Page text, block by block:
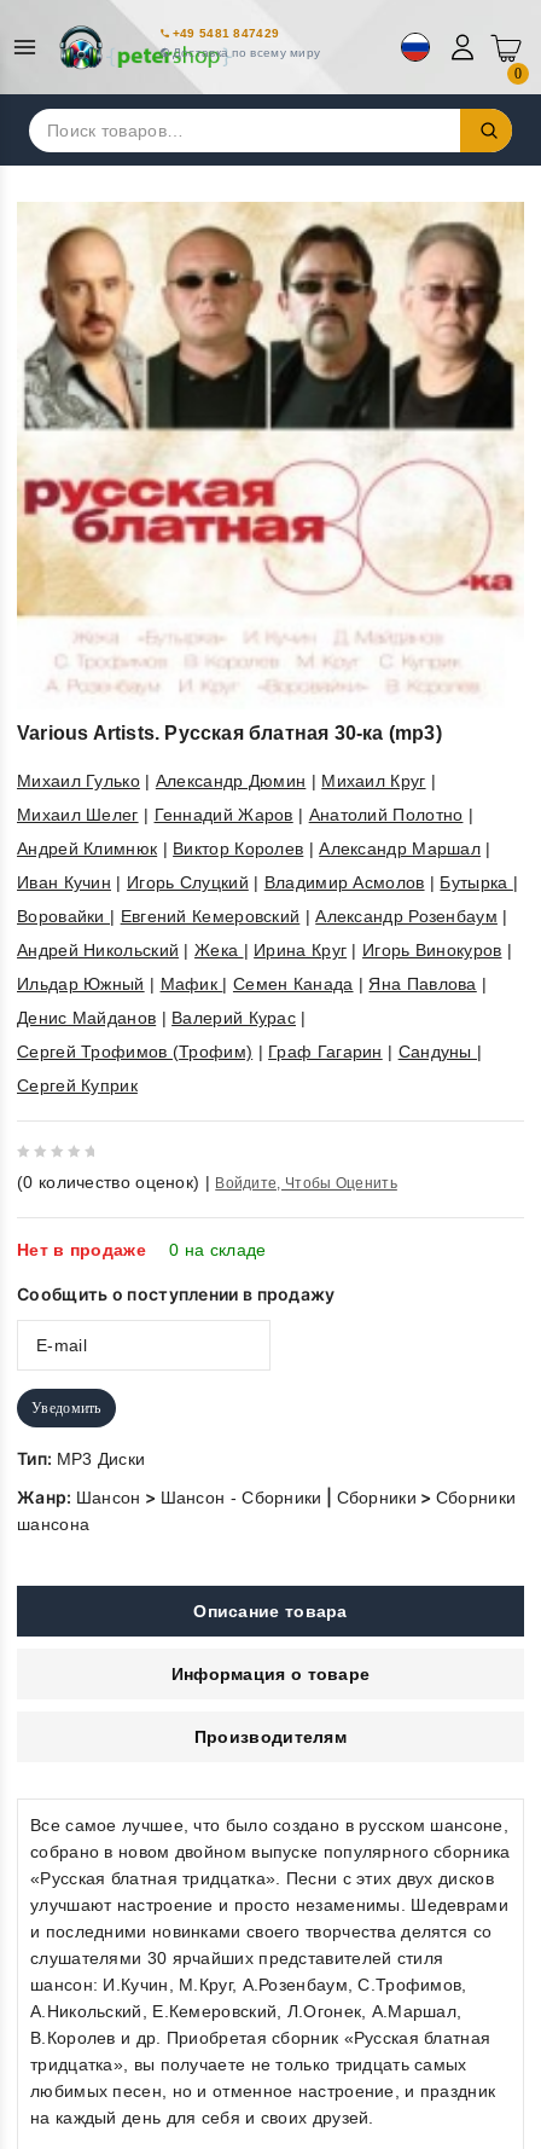
+49 5481 847429
Доставка по всему миру
0
Искать:
Various Artists. Русская блатная 30-ка (mp3)
Михаил Гулько| Александр Дюмин | Михаил Круг |
Михаил Шелег | Геннадий Жаров | Анатолий Полотно |
Андрей Климнюк | Виктор Королев |Александр Маршал |
Иван Кучин | Игорь Слуцкий | Владимир Асмолов | Бутырка |
Воровайки | Евгений Кемеровский |Александр Розенбаум |
Андрей Никольский |Жека | Ирина Круг | Игорь Винокуров |
Ильдар Южный | Мафик | Семен Канада | Яна Павлова |
Денис Майданов | Валерий Курас |
Сергей Трофимов (Трофим) | Граф Гагарин | Сандуны |
Сергей Куприк
out
of
5
(0 количество оценок) | Войдите, Чтобы Оценить
Нет в продаже 0 на складе
Сообщить о поступлении в продажу
Уведомить
Тип: MP3 Диски
Жанр: Шансон > Шансон - Сборники Сборники > Сборники
шансона
Описание товара
Информация о товаре
Производителям
Все самое лучшее, что было создано в русском шансоне,
собрано в новом двойном выпуске популярного сборника
«Русская блатная тридцатка». Песни с этих двух дисков
улучшают настроение и просто незаменимы. Шедеврами
и последними новинками своего творчества делятся со
слушателями 30 ярчайших представителей стиля
шансон: И.Кучин, М.Круг, А.Розенбаум, С.Трофимов,
А.Никольский, Е.Кемеровский, Л.Огонек, А.Маршал,
В.Королев и др. Приобретая сборник «Русская блатная
тридцатка», вы получаете не только тридцать самых
любимых песен, но и отменное настроение, и праздник
на каждый день для себя и своих друзей.